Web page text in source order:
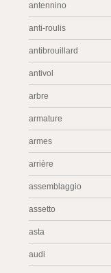
antennino
anti-roulis
antibrouillard
antivol
arbre
armature
armes
arrière
assemblaggio
assetto
asta
audi